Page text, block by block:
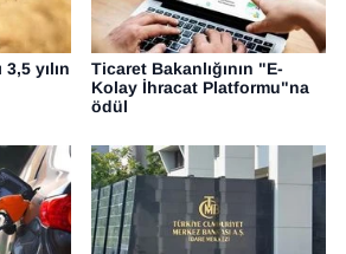
yılın
Ticaret Bakanlığının "E-
Kolay İhracat Platformu"na
ödül